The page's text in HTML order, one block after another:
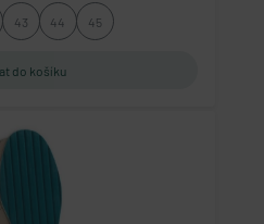
43 44 45